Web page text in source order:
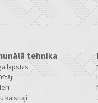
tehnika
lāpstas
kaisītāji